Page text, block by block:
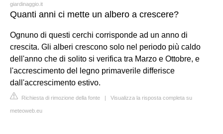
giardinaggio.it
Quanti anni ci mette un albero a crescere?
Ognuno di questi cerchi corrisponde ad un anno di
crescita. Gli alberi crescono solo nel periodo più caldo
dell'anno che di solito si verifica tra Marzo e Ottobre, e
l'accrescimento del legno primaverile differisce
dall'accrescimento estivo.
Richiesta di rimozione della fonte | Visualizza la risposta completa su
meteoweb.eu